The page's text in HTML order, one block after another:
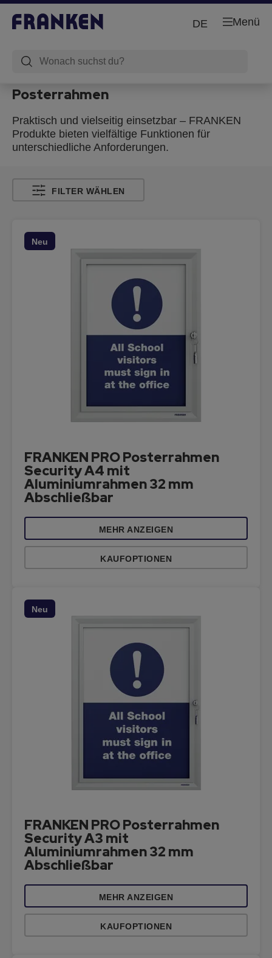
Menü
DE
Posterrahmen
Praktisch und vielseitig einsetzbar – FRANKEN
Produkte bieten vielfältige Funktionen für
unterschiedliche Anforderungen.
FILTER WÄHLEN
Neu
FRANKEN PRO Posterrahmen
Security A4 mit
Aluminiumrahmen 32 mm
Abschließbar
MEHR ANZEIGEN
KAUFOPTIONEN
Neu
FRANKEN PRO Posterrahmen
Security A3 mit
Aluminiumrahmen 32 mm
Abschließbar
MEHR ANZEIGEN
KAUFOPTIONEN